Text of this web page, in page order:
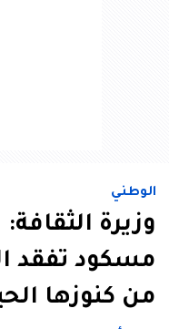
الوطني
وزيرة
مسكود تفقد
من كنوزها